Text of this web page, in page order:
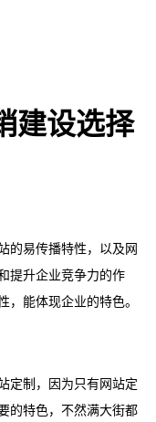
建设选择
的易传播特性，以及网
提升企业竞争力的作
，能体现企业的特色。
定制，因为只有网站定
的特色，不然满大街都